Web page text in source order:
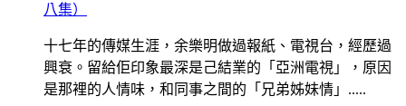
八集）
十七年的傳媒生涯，余樂明做過報紙、電視台，經歷過
興衰。留給佢印象最深是己結業的「亞洲電視」，原因
是那裡的人情味，和同事之間的「兄弟姊妹情」.....